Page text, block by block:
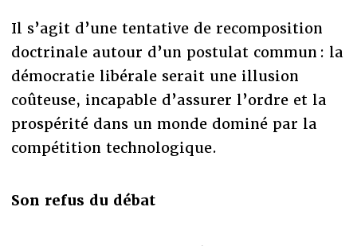
Il s’agit d’une tentative de recomposition
doctrinale autour d’un postulat commun : la
démocratie libérale serait une illusion
coûteuse, incapable d’assurer l’ordre et la
prospérité dans un monde dominé par la
compétition technologique.
Son refus du débat